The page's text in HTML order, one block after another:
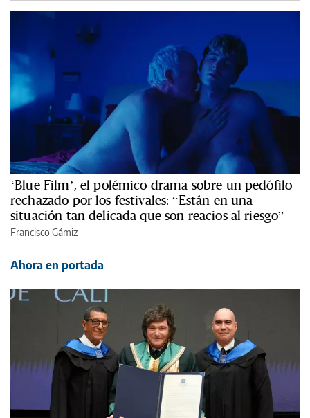
‘Blue Film’, el polémico drama sobre un pedófilo
rechazado por los festivales: “Están en una
situación tan delicada que son reacios al riesgo”
Francisco Gámiz
Ahora en portada